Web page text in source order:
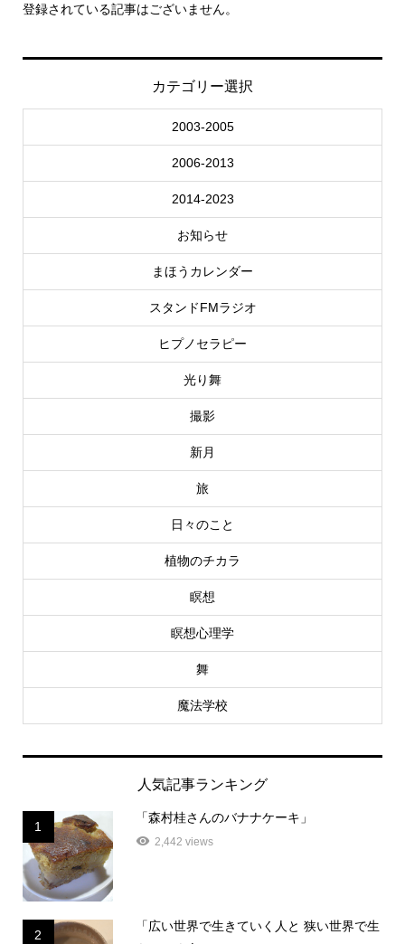
登録されている記事はございません。
カテゴリー選択
2003-2005
2006-2013
2014-2023
お知らせ
まほうカレンダー
スタンドFMラジオ
ヒプノセラピー
光り舞
撮影
新月
旅
日々のこと
植物のチカラ
瞑想
瞑想心理学
舞
魔法学校
人気記事ランキング
1
「森村桂さんのバナナケーキ」
2,442 views
2
「広い世界で生きていく人と 狭い世界で生